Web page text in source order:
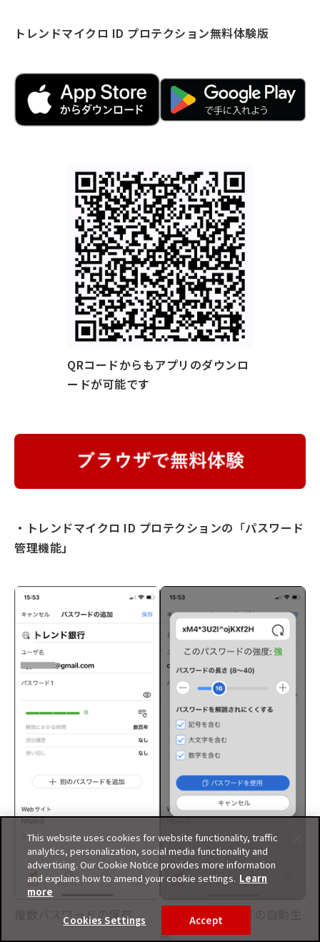
トレンドマイクロ ID プロテクション無料体験版
QRコードからもアプリのダウンロ
ードが可能です
・トレンドマイクロ ID プロテクションの 「パスワード
管理機能」
複数パスワードの保存
安全なパスワードの自動生
成
This website uses cookies for website functionality, traffic
analytics, personalization, social media functionality and
advertising. Our Cookie Notice provides more information
and explains how to amend your cookie settings. Learn
more
Cookies Settings Accept